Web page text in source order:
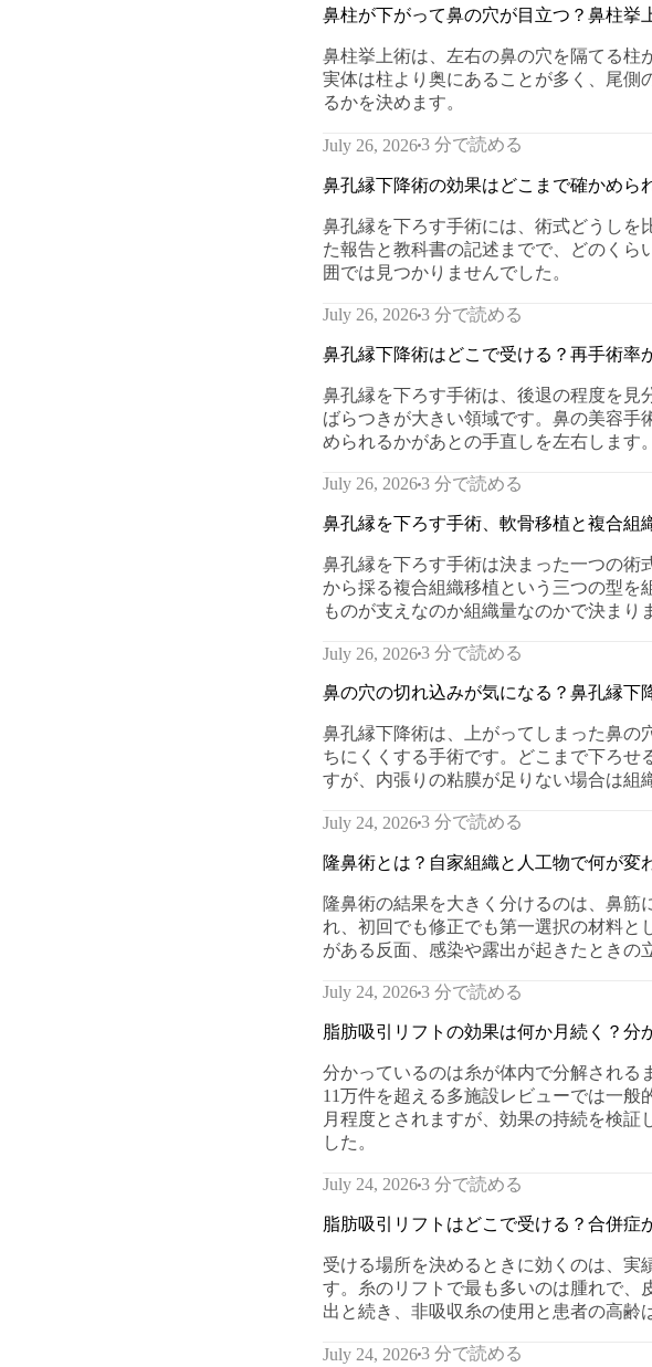
鼻柱が下がって鼻の穴が目立つ？鼻柱挙
鼻柱挙上術は、左右の鼻の穴を隔てる柱
実体は柱より奥にあることが多く、尾側
るかを決めます。
July 26, 20263 分で読める
鼻孔縁下降術の効果はどこまで確かめら
鼻孔縁を下ろす手術には、術式どうしを
た報告と教科書の記述までで、どのくら
囲では見つかりませんでした。
July 26, 20263 分で読める
鼻孔縁下降術はどこで受ける？再手術率
鼻孔縁を下ろす手術は、後退の程度を見
ばらつきが大きい領域です。鼻の美容手
められるかがあとの手直しを左右します。
July 26, 20263 分で読める
鼻孔縁を下ろす手術、軟骨移植と複合組
鼻孔縁を下ろす手術は決まった一つの術
から採る複合組織移植という三つの型を
ものが支えなのか組織量なのかで決まり
July 26, 20263 分で読める
鼻の穴の切れ込みが気になる？鼻孔縁下
鼻孔縁下降術は、上がってしまった鼻の
ちにくくする手術です。どこまで下ろせ
すが、内張りの粘膜が足りない場合は組
July 24, 20263 分で読める
隆鼻術とは？自家組織と人工物で何が変
隆鼻術の結果を大きく分けるのは、鼻
れ、初回でも修正でも第一選択の材料
がある反面、感染や露出が起きたときの
July 24, 20263 分で読める
脂肪吸引リフトの効果は何か月続く？分
分かっているのは糸が体内で分解される
11万件を超える多施設レビューでは一般
月程度とされますが、効果の持続を検
した。
July 24, 20263 分で読める
脂肪吸引リフトはどこで受ける？合併症
受ける場所を決めるときに効くのは、
す。糸のリフトで最も多いのは腫れで、
出と続き、非吸収糸の使用と患者の高齢
July 24, 20263 分で読める